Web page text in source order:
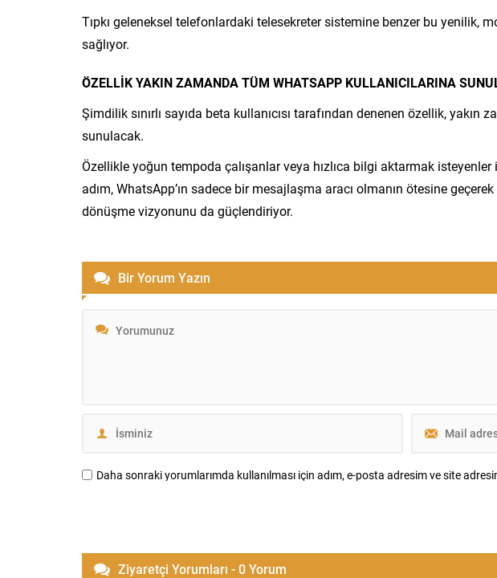
Tıpkı geleneksel telefonlardaki telesekreter sistemine benzer bu yenilik,
sağlıyor.
ÖZELLİK YAKIN ZAMANDA TÜM WHATSAPP KULLANICILARINA
Şimdilik sınırlı sayıda beta kullanıcısı tarafından denenen özellik, yakın
sunulacak.
Özellikle yoğun tempoda çalışanlar veya hızlıca bilgi aktarmak
adım, WhatsApp’ın sadece bir mesajlaşma aracı olmanın ötesine
dönüşme vizyonunu da güçlendiriyor.
Bir Yorum Yazın
Daha sonraki yorumlarımda kullanılması için adım, e-posta adresim ve site
Ziyaretçi Yorumları - 0 Yorum